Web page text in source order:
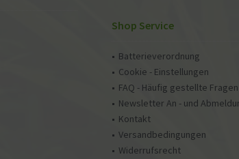
Shop Service
Batterieverordnung
Cookie - Einstellungen
FAQ - Häufig gestellte Fragen
Newsletter An - und
Kontakt
Versandbedingungen
Widerrufsrecht